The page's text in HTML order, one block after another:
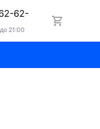
62-
21:00